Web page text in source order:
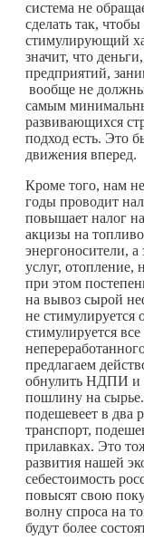
система не
сделать так,
стимулирующий
значит, что
предприятий,
вообще не должны
самым
развивающихся
подход есть. Это
движения вперед.
Кроме того, нам
годы проводит
повышает налог
акцизы на
энергоносители,
услуг, отопление,
при этом
на вывоз сырой
не стимулируется
стимулируется
предлагаем
обнулить НДПИ и
пошлину на
подешевеет в два
транспорт,
прилавках. Это
развития нашей
себестоимость
повысят свою
волну спроса на
будут более